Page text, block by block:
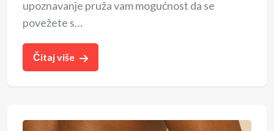
upoznavanje pruža vam mogućnost da se
povežete s…
Čitaj više